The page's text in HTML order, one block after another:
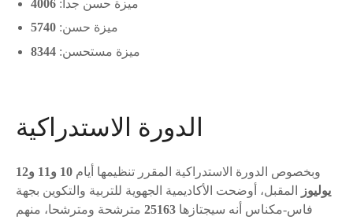
ميزة حسن جدا: 4006
ميزة حسن: 5740
ميزة مستحسن: 8344
الدورة الاستدراكية
وبخصوص الدورة الاستدراكية المقرر تنظيمها أيام
10 و11 و12
يوليوز
المقبل، أوضحت الأكاديمية الجهوية للتربية والتكوين بجهة
فاس-مكناس أنه سيجتازها 25163 مترشحة ومترشحا، منهم